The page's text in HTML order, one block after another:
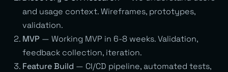
and usage context. Wireframes, prototypes,
validation.
MVP — Working MVP in 6-8 weeks. Validation,
feedback collection, iteration.
Feature Build — CI/CD pipeline, automated tests,